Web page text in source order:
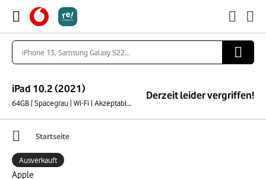
iPad 10.2 (2021)
64GB | Spacegrau | Wi-Fi | Akzeptabler Zustand
Derzeit leider vergriffen!
Startseite
Apple
Ausverkauft